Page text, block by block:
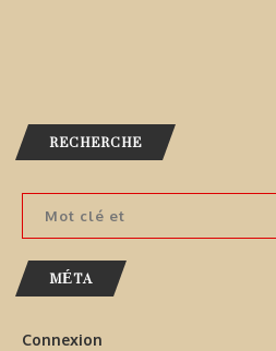
RECHERCHE
MÉTA
Connexion